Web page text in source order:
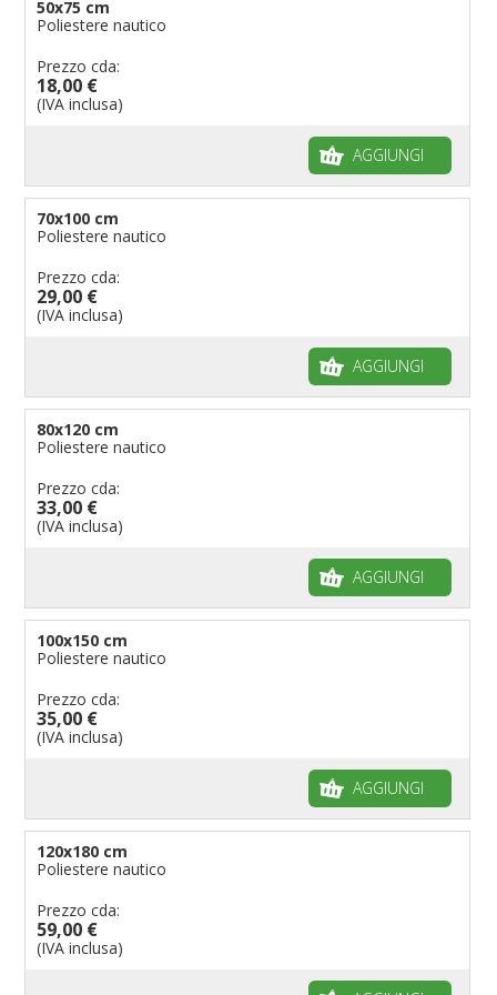
Bandiere per eventi religiosi
Bandiere per ambasciate
Bandiere per riserve naturali e parchi
Bandiere Militari e della Marina
pennoni per bandiere
50x75 cm
Poliestere nautico
Prezzo cda:
18,00 €
(IVA inclusa)
AGGIUNGI
70x100 cm
Poliestere nautico
Prezzo cda:
29,00 €
(IVA inclusa)
AGGIUNGI
80x120 cm
Poliestere nautico
Prezzo cda:
33,00 €
(IVA inclusa)
AGGIUNGI
100x150 cm
Poliestere nautico
Prezzo cda:
35,00 €
(IVA inclusa)
AGGIUNGI
120x180 cm
Poliestere nautico
Prezzo cda:
59,00 €
(IVA inclusa)